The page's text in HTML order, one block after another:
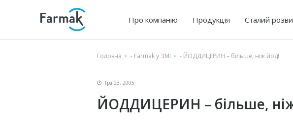
Про компанію Продукція Сталий
Головна - Farmak у ЗМІ - ЙОДДИЦЕРИН – більше, ніж йод!
Тра 23, 2005
ЙОДДИЦЕРИН – більше,